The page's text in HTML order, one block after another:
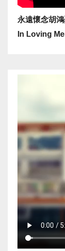
永遠懷念胡
In Loving